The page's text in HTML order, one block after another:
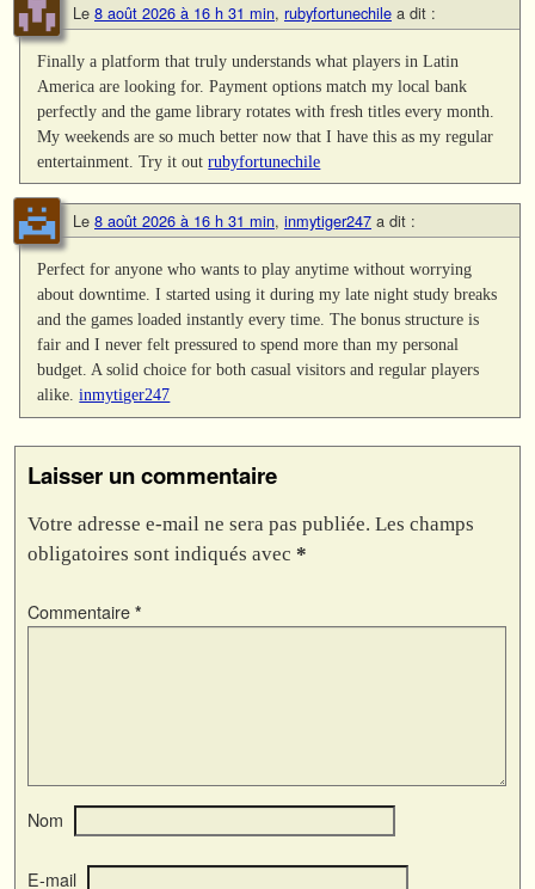
Le 8 août 2026 à 16 h 31 min, rubyfortunechile a dit :
Finally a platform that truly understands what players in Latin
America are looking for. Payment options match my local bank
perfectly and the game library rotates with fresh titles every month.
My weekends are so much better now that I have this as my regular
entertainment. Try it outrubyfortunechile
Le 8 août 2026 à 16 h 31 min, inmytiger247 a dit :
Perfect for anyone who wants to play anytime without worrying
about downtime. I started using it during my late night study breaks
and the games loaded instantly every time. The bonus structure is
fair and I never felt pressured to spend more than my personal
budget. A solid choice for both casual visitors and regular players
alike.inmytiger247
Laisser un commentaire
Votre adresse e-mail ne sera pas publiée. Les champs
obligatoires sont indiqués avec *
Commentaire *
Nom
E-mail